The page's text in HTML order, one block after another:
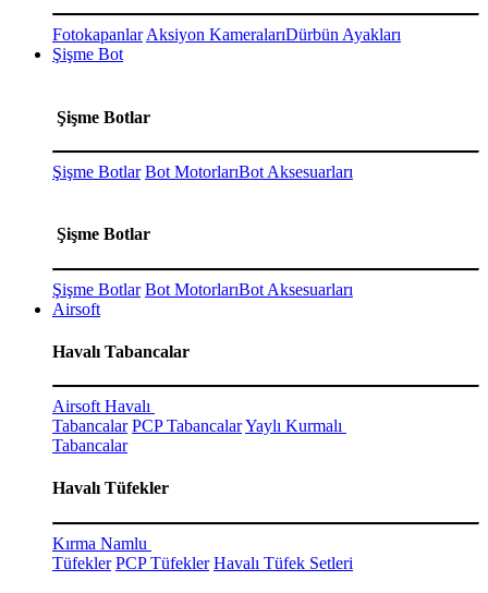
FotokapanlarAksiyon KameralarıDürbün Ayakları
Şişme Bot
Şişme Botlar
Şişme Botlar Bot MotorlarıBot Aksesuarları
Şişme Botlar
Şişme Botlar Bot MotorlarıBot Aksesuarları
Airsoft
Havalı Tabancalar
Airsoft Havalı
Tabancalar PCP TabancalarYaylı Kurmalı
Tabancalar
Havalı Tüfekler
Kırma Namlu
Tüfekler PCP Tüfekler Havalı Tüfek Setleri